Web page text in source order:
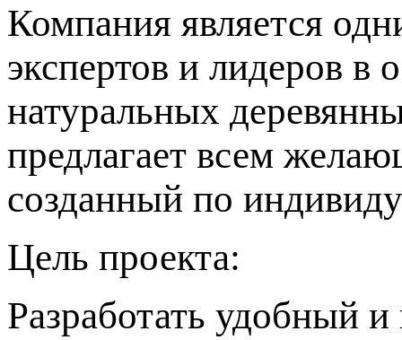
Компания является
экспертов и лидеров в
натуральных
предлагает всем
созданный по
Цель проекта:
Разработать удобный